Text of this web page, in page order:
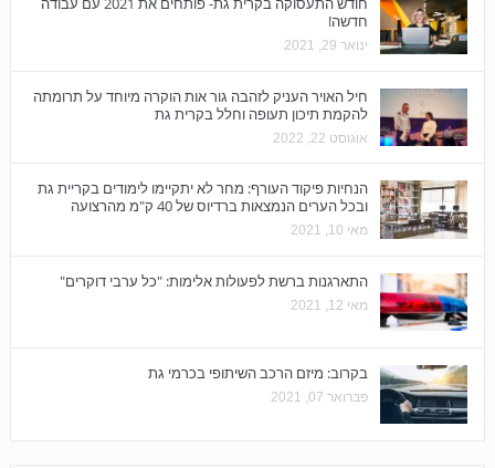
חדשה!
ינואר 29, 2021
חיל האויר העניק לזהבה גור אות הוקרה מיוחד על תרומתה
להקמת תיכון תעופה וחלל בקרית גת
אוגוסט 22, 2022
הנחיות פיקוד העורף: מחר לא יתקיימו לימודים בקריית גת
ובכל הערים הנמצאות ברדיוס של 40 ק"מ מהרצועה
מאי 10, 2021
התארגנות ברשת לפעולות אלימות: "כל ערבי דוקרים"
מאי 12, 2021
בקרוב: מיזם הרכב השיתופי בכרמי גת
פברואר 07, 2021